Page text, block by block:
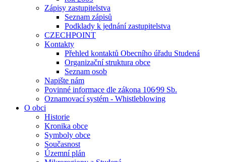
Zápisy zastupitelstva
Seznam zápisů
Podklady k jednání zastupitelstva
CZECHPOINT
Kontakty
Přehled kontaktů Obecního úřadu Studená
Organizační struktura obce
Seznam osob
Napište nám
Povinné informace dle zákona 106⁄99 Sb.
Oznamovací systém - Whistleblowing
O obci
Historie
Kronika obce
Symboly obce
Současnost
Územní plán